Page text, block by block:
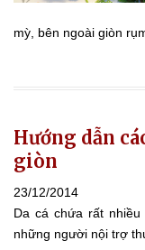
mỳ, bên ngoài giòn
Hướng dẫn
giòn
23/12/2014
Da cá chứa rất
những người nội trợ